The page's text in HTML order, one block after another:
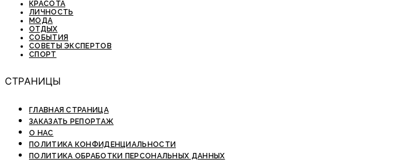
КРАСОТА
ЛИЧНОСТЬ
МОДА
ОТДЫХ
СОБЫТИЯ
СОВЕТЫ ЭКСПЕРТОВ
СПОРТ
СТРАНИЦЫ
ГЛАВНАЯ СТРАНИЦА
ЗАКАЗАТЬ РЕПОРТАЖ
О НАС
ПОЛИТИКА КОНФИДЕНЦИАЛЬНОСТИ
ПОЛИТИКА ОБРАБОТКИ ПЕРСОНАЛЬНЫХ ДАННЫХ